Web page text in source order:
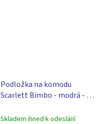
Podložka na komodu
Scarlett Bimbo - modrá - 50
Skladem ihned k odeslání